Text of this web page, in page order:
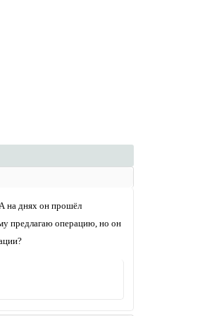
на днях он прошёл
предлагаю операцию, но он